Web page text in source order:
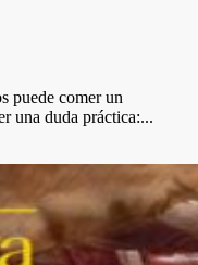
puede comer un
una duda práctica:...